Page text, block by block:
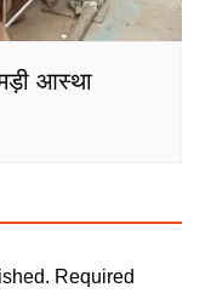
आस्था
Required